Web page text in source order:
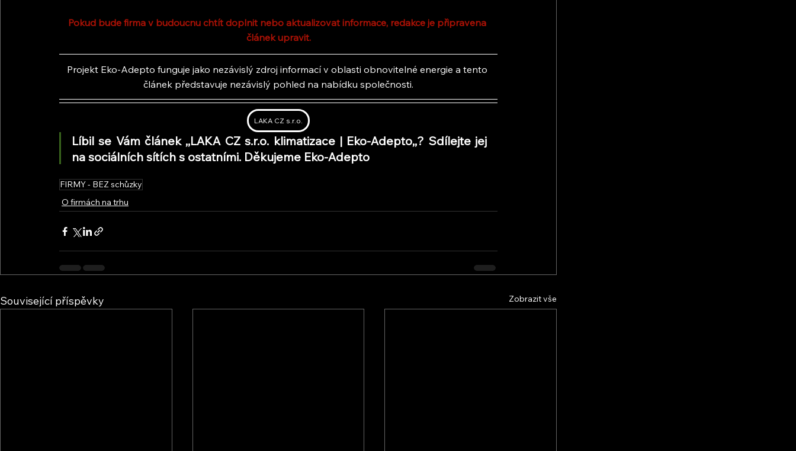
Pokud bude firma v budoucnu chtít doplnit nebo aktualizovat informace, redakce je připravena
článek upravit.
Projekt Eko-Adepto funguje jako nezávislý zdroj informací v oblasti obnovitelné energie a tento
článek představuje nezávislý pohled na nabídku společnosti.
LAKA CZ s.r.o.
Líbil se Vám článek ,,LAKA CZ s.r.o. klimatizace | Eko-Adepto,,? Sdílejte jej
na sociálních sítích s ostatními. Děkujeme Eko-Adepto
FIRMY - BEZ schůzky
O firmách na trhu
Související příspěvky Zobrazit vše